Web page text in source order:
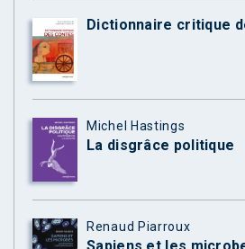
Dictionnaire critique
Michel Hastings
La disgrâce politique
Renaud Piarroux